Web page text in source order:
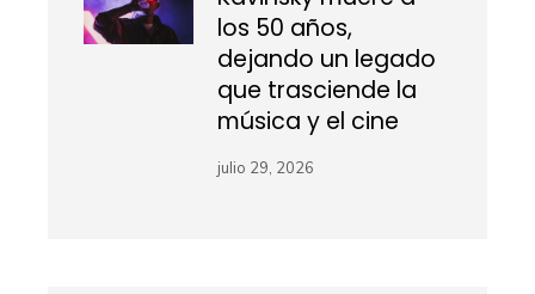
los 50 años,
dejando un legado
que trasciende la
música y el cine
julio 29, 2026